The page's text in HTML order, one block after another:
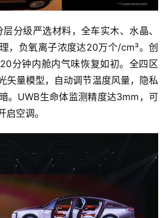
分级严选材料，全车实木、水晶、
，负氧离子浓度达20万个/cm³。创
分钟内舱内气味恢复如初。全四区
矢量模型，自动调节温度风量，隐私
。UWB生命体监测精度达3mm，可
空调。